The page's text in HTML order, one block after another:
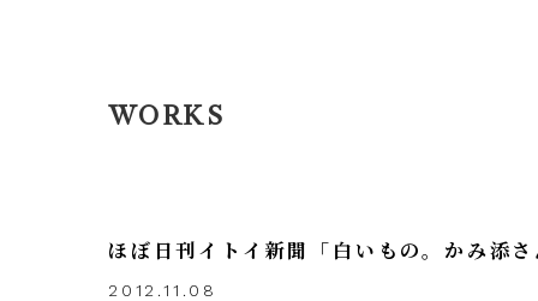
WORKS
ほぼ日刊イトイ新聞「白いもの。かみ添
2012.11.08